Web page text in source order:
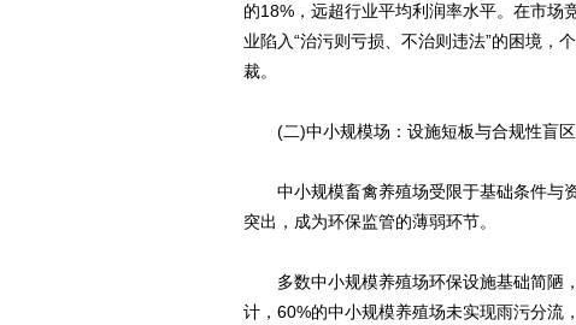
的18%，远超行业平均利润率水平。在市场
业陷入“治污则亏损、不治则违法”的困境，
裁。
(二)中小规模场：设施短板与合规性盲区
中小规模畜禽养殖场受限于基础条件与
突出，成为环保监管的薄弱环节。
多数中小规模养殖场环保设施基础简陋
计，60%的中小规模养殖场未实现雨污分流